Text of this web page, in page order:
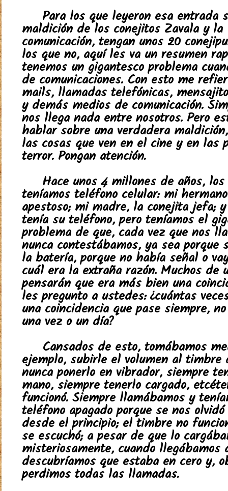
Para los que leyeron esa entrada
maldición de los conejitos Zavala y la
comunicación, tengan unos 20
los que no, aquí les va un resumen
tenemos un gigantesco problema
de comunicaciones. Con esto me
mails, llamadas telefónicas,
y demás medios de comunicación.
nos llega nada entre nosotros. Pero
hablar sobre una verdadera
las cosas que ven en el cine y en las
terror. Pongan atención.
Hace unos 4 millones de años,
teníamos teléfono celular: mi
apestoso; mi madre, la conejita jefa; y
tenía su teléfono, pero teníamos el
problema de que, cada vez que nos
nunca contestábamos, ya sea porque
la batería, porque no había señal o
cuál era la extraña razón. Muchos de
pensarán que era más bien una
les pregunto a ustedes: ¿cuántas
una coincidencia que pase siempre,
una vez o un día?
Cansados de esto, tomábamos
ejemplo, subirle el volumen al timbre
nunca ponerlo en vibrador, siempre
mano, siempre tenerlo cargado,
funcionó. Siempre llamábamos y
teléfono apagado porque se nos
desde el principio; el timbre no
se escuchó; a pesar de que lo
misteriosamente, cuando llegábamos
descubríamos que estaba en cero y,
perdimos todas las llamadas.